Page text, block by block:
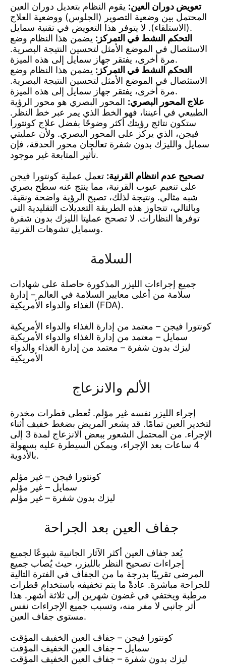
تعويض دوران العين: يقوم النظام بتعديل دوران العين
المحتمل بين وضعية التصوير (الجلوس) ووضعية العلاج
(الاستلقاء). لا يتوفر هذا التعويض في تقنية سمايل.
التحكم النشط في التمركز: يضمن هذا النظام وضع
الاستئصال في الموضع الأمثل لتحسين النتيجة البصرية.
مرة أخرى، يفتقر جهاز سمايل إلى هذه الميزة.
التحكم النشط في التمركز: يضمن هذا النظام وضع
الاستئصال في الموضع الأمثل لتحسين النتيجة البصرية.
مرة أخرى، يفتقر جهاز سمايل إلى هذه الميزة.
علاج المحور البصري: المحور البصري هو محور الرؤية
الطبيعي في أعيننا، فهو الخط الذي يمر عبر خط النظر.
ستكون نتائج رؤيتك أكثر وضوحًا بفضل علاج كونتورا
فيجن، الذي يركز على المحور البصري. ولأن عمليتي
سمايل والليزك بدون شفرة تعالجان محور الحدقة، فإن
تأثير المتابعة غير موجود.
تصحيح عدم انتظام القرنية: تعمل عملية كونتورا فيجن
على تنعيم عيوب القرنية، مما ينتج عنه سطح بصري
شبه مثالي. ونتيجة لذلك، تصبح الرؤية واضحة ونقية.
وبالتالي، تتجاوز هذه الطريقة التعديلات التقليدية التي
توفرها النظارات. لا تصحح عمليتا الليزك بدون شفرة
وسمايل تشوهات القرنية.
السلامة
جميع إجراءات الليزر المذكورة حاصلة على شهادات
سلامة من أعلى معايير السلامة في العالم – إدارة
الغذاء والدواء الأمريكية (FDA).
كونتورا فيجن – معتمد من إدارة الغذاء والدواء الأمريكية
سمايل – معتمد من إدارة الغذاء والدواء الأمريكية
ليزك بدون شفرة – معتمد من إدارة الغذاء والدواء
الأمريكية
الألم والانزعاج
إجراء الليزر نفسه غير مؤلم. تُعطى قطرات مخدرة
لتخدير العين تمامًا. قد يشعر المريض بضغط خفيف أثناء
الإجراء. من المحتمل الشعور ببعض الانزعاج لمدة 3 إلى
4 ساعات بعد الإجراء، ويمكن السيطرة عليه بسهولة
بالأدوية.
كونتورا فيجن – غير مؤلم
سمايل – غير مؤلم
ليزك بدون شفرة – غير مؤلم
جفاف العين بعد الجراحة
يُعد جفاف العين أكثر الآثار الجانبية شيوعًا لجميع
إجراءات تصحيح النظر بالليزر، حيث يُصاب جميع
المرضى تقريبًا بدرجة ما من الجفاف في الفترة التالية
للجراحة مباشرة. عادةً ما يتم تخفيفه باستخدام قطرات
مرطبة ويختفي في غضون شهرين إلى ثلاثة أشهر. هذا
أثر جانبي لا مفر منه، وتسبب جميع الإجراءات نفس
مستوى جفاف العين.
كونتورا فيجن – جفاف العين الخفيف المؤقت
سمايل – جفاف العين الخفيف المؤقت
ليزك بدون شفرة – جفاف العين الخفيف المؤقت